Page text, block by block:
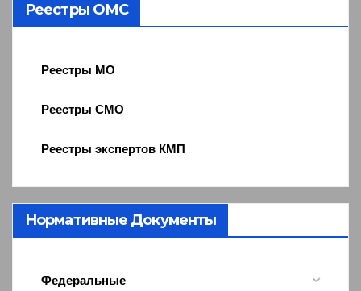
Реестры ОМС
Реестры МО
Реестры СМО
Реестры экспертов КМП
Нормативные Документы
Федеральные